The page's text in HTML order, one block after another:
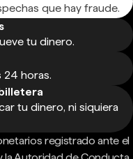
que hay fraude.
tu dinero.
24 horas.
tu dinero, ni siquiera
registrado ante el